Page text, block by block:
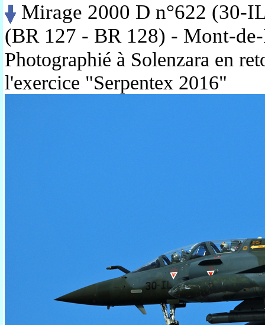
Mirage 2000 D n°622 (30-
(BR 127 - BR 128) - Mont-
Photographié à Solenzara en
l'exercice "Serpentex 2016"